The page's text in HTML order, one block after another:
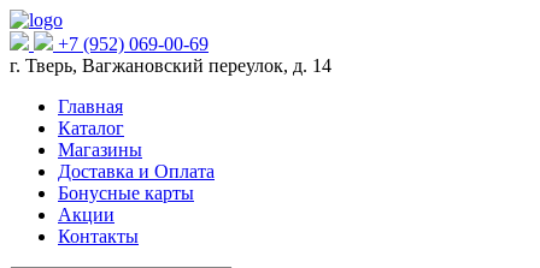
+7 (952) 069-00-69
г. Тверь, Вагжановский переулок, д. 14
Главная
Каталог
Магазины
Доставка и Оплата
Бонусные карты
Акции
Контакты